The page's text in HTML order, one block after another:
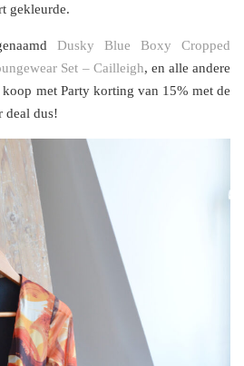
gekleurde.
Dusky Blue Boxy Cropped
Set – Cailleigh, en alle andere
met Party korting van 15% met de
deal dus!